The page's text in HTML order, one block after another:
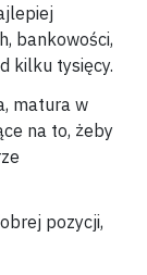
bankowości,
kilku tysięcy.
matura w
na to, żeby
pozycji,